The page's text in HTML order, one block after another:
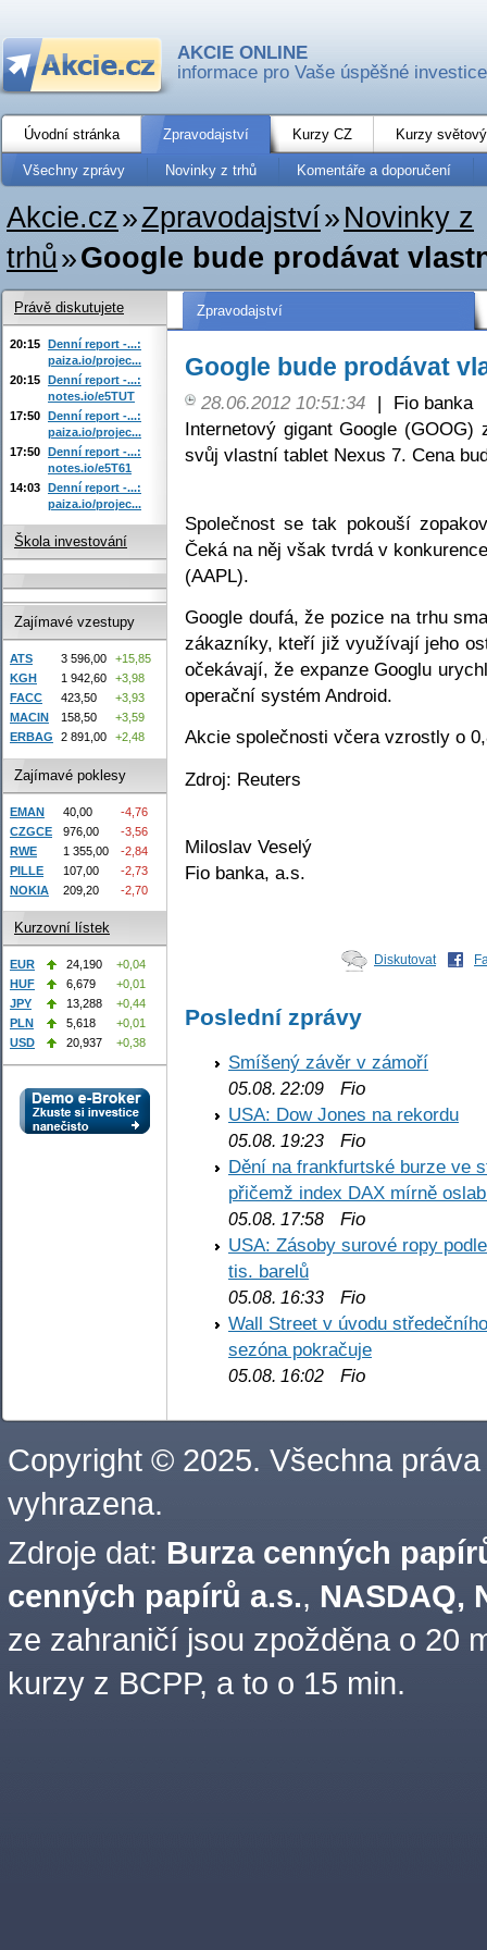
AKCIE ONLINE
informace pro Vaše úspěšné investice
Úvodní stránka Zpravodajství Kurzy CZ Kurzy
Všechny zprávy Novinky z trhů Komentáře a doporučení
Akcie.cz»Zpravodajství» Novinky z
trhů»Google bude prodávat
Zpravodajství
Google bude prodávat
28.06.2012 10:51:34 |
Fio banka
Internetový gigant Google
svůj vlastní tablet Nexus 7. Cena
Společnost se tak pokouší
Čeká na něj však tvrdá v
(AAPL).
Google doufá, že pozice na trhu
zákazníky, kteří již využívají jeho
očekávají, že expanze Googlu
operační systém Android.
Akcie společnosti včera vzrostly o
Zdroj: Reuters
Miloslav Veselý
Fio banka, a.s.
Diskutovat
Poslední zprávy
Smíšený závěr v zámoří
05.08. 22:09 Fio
USA: Dow Jones na rekordu
05.08. 19:23 Fio
Dění na frankfurtské burze ve
přičemž index DAX mírně
05.08. 17:58 Fio
USA: Zásoby surové ropy
tis. barelů
05.08. 16:33 Fio
Wall Street v úvodu
sezóna pokračuje
05.08. 16:02 Fio
Právě diskutujete
20:15 Denní report -...:
paiza.io/projec...
20:15 Denní report -...:
notes.io/e5TUT
17:50 Denní report -...:
paiza.io/projec...
17:50 Denní report -...:
notes.io/e5T61
14:03 Denní report -...:
paiza.io/projec...
Škola investování
Zajímavé vzestupy
ATS 3 596,00
+15,85
KGH
1 942,60
+3,98
FACC
423,50
+3,93
MACIN
158,50
+3,59
ERBAG
2 891,00 +2,48
Zajímavé poklesy
EMAN 40,00
-4,76
CZGCE
976,00
-3,56
RWE
1 355,00
-2,84
PILLE
107,00
-2,73
NOKIA
209,20 -2,70
Kurzovní lístek
EUR 24,190
+0,04
HUF
6,679
+0,01
JPY
13,288
+0,44
PLN
5,618
+0,01
USD
20,937 +0,38
Copyright © 2025. Všechna práva
vyhrazena.
Zdroje dat: Burza cenných
cenných papírů a.s., NASDAQ,
ze zahraničí jsou zpožděna o 20
kurzy z BCPP, a to o 15 min.